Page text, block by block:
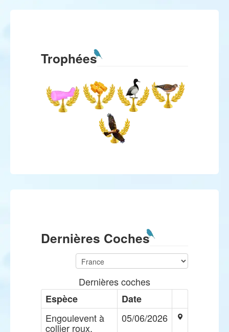
Trophées
Dernières Coches
Dernières coches
Espèce
Date
Engoulevent à
collier roux,
05/06/2026